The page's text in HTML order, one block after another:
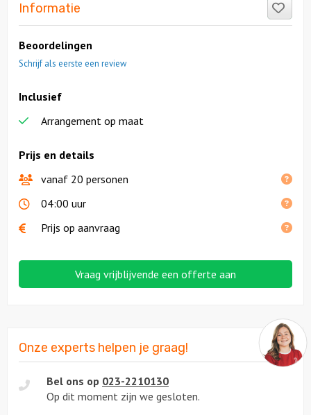
Informatie
Beoordelingen
Schrijf als eerste een review
Prijs en details
vanaf 20 personen
04:00 uur
Prijs op aanvraag
Inclusief
Arrangement op maat
Vraag vrijblijvende een offerte aan
Onze experts helpen je graag!
Bel ons op 023-2210130
Op dit moment zijn we gesloten.